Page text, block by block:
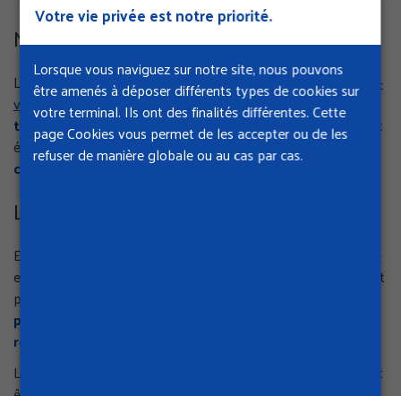
Votre vie privée est notre priorité.
Lorsque vous naviguez sur notre site, nous pouvons
être amenés à déposer différents types de cookies sur
votre terminal. Ils ont des finalités différentes. Cette
page Cookies vous permet de les accepter ou de les
refuser de manière globale ou au cas par cas.
Nos services en ligne
Le service invalidité de la Cramif proposeune prise de rendez-
vous en lignepour uncontact en présentiel ou
téléphonique. Les bénéficiaires d’une pension d’invalidité ont
également la possibilité desuivre leur dossier en se
connectant sur leurcompte ameli.
La pension d’invalidité
En cas d’accident ou de maladie d’origine non-professionnelle
entraînant une incapacité totale ou partielle de travailler, il est
possible, sous certaines conditions, de bénéficier d’une
pension d’invalidité pour compenser la perte de ses
revenus
La pension d’invalidité est accordée à titre temporaire et peut